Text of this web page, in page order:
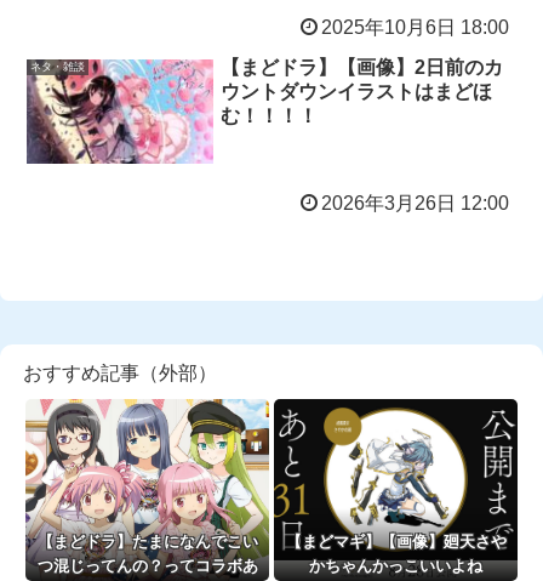
2025年10月6日 18:00
ネタ・雑談
【まどドラ】【画像】2日前のカ
ウントダウンイラストはまどほ
む！！！！
2026年3月26日 12:00
おすすめ記事（外部）
【まどドラ】たまになんでこい
つ混じってんの？ってコラボあ
【まどマギ】【画像】廻天さや
かちゃんかっこいいよね